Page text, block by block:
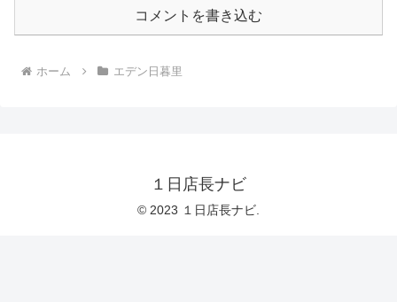
コメントを書き込む
ホーム エデン日暮里
１日店長ナビ
© 2023 １日店長ナビ.